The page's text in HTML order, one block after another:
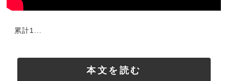
累計1...
本文を読む